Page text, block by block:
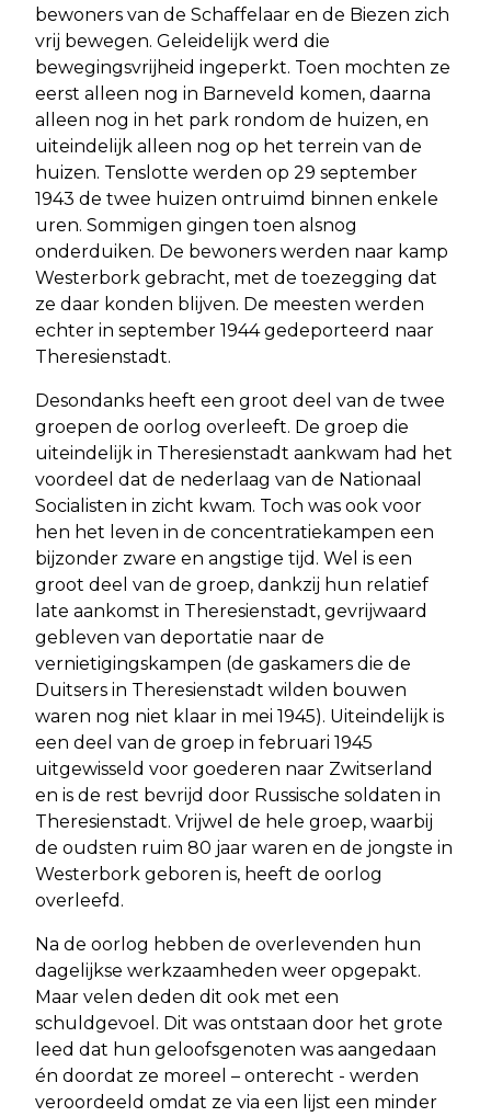
bewoners van de Schaffelaar en de Biezen zich
vrij bewegen. Geleidelijk werd die
bewegingsvrijheid ingeperkt. Toen mochten ze
eerst alleen nog in Barneveld komen, daarna
alleen nog in het park rondom de huizen, en
uiteindelijk alleen nog op het terrein van de
huizen. Tenslotte werden op 29 september
1943 de twee huizen ontruimd binnen enkele
uren. Sommigen gingen toen alsnog
onderduiken. De bewoners werden naar kamp
Westerbork gebracht, met de toezegging dat
ze daar konden blijven. De meesten werden
echter in september 1944 gedeporteerd naar
Theresienstadt.
Desondanks heeft een groot deel van de twee
groepen de oorlog overleeft. De groep die
uiteindelijk in Theresienstadt aankwam had het
voordeel dat de nederlaag van de Nationaal
Socialisten in zicht kwam. Toch was ook voor
hen het leven in de concentratiekampen een
bijzonder zware en angstige tijd. Wel is een
groot deel van de groep, dankzij hun relatief
late aankomst in Theresienstadt, gevrijwaard
gebleven van deportatie naar de
vernietigingskampen (de gaskamers die de
Duitsers in Theresienstadt wilden bouwen
waren nog niet klaar in mei 1945). Uiteindelijk is
een deel van de groep in februari 1945
uitgewisseld voor goederen naar Zwitserland
en is de rest bevrijd door Russische soldaten in
Theresienstadt. Vrijwel de hele groep, waarbij
de oudsten ruim 80 jaar waren en de jongste in
Westerbork geboren is, heeft de oorlog
overleefd.
Na de oorlog hebben de overlevenden hun
dagelijkse werkzaamheden weer opgepakt.
Maar velen deden dit ook met een
schuldgevoel. Dit was ontstaan door het grote
leed dat hun geloofsgenoten was aangedaan
én doordat ze moreel – onterecht - werden
veroordeeld omdat ze via een lijst een minder